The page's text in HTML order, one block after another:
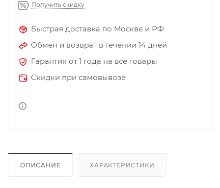
Получить скидку
Быстрая доставка по Москве и РФ
Обмен и возврат в течении 14 дней
Гарантия от 1 года на все товары
Скидки при самовывозе
ОПИСАНИЕ ХАРАКТЕРИСТИКИ